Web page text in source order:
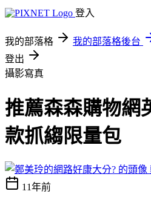
登入
我的部落格 我的部落格後台
登出
攝影寫真
推薦森森購物網
款抓縐限量包
11年前